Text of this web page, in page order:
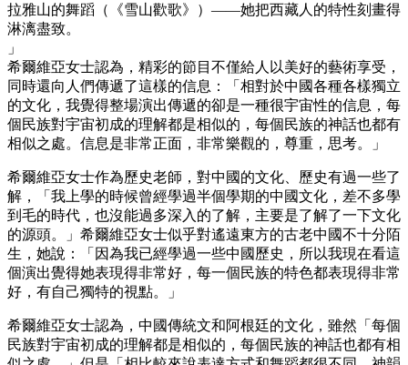
拉雅山的舞蹈（《雪山歡歌》）――她把西藏人的特性刻畫得
淋漓盡致。
」
希爾維亞女士認為，精彩的節目不僅給人以美好的藝術享受，
同時還向人們傳遞了這樣的信息：「相對於中國各種各樣獨立
的文化，我覺得整場演出傳遞的卻是一種很宇宙性的信息，每
個民族對宇宙初成的理解都是相似的，每個民族的神話也都有
相似之處。信息是非常正面，非常樂觀的，尊重，思考。」
希爾維亞女士作為歷史老師，對中國的文化、歷史有過一些了
解，「我上學的時候曾經學過半個學期的中國文化，差不多學
到毛的時代，也沒能過多深入的了解，主要是了解了一下文化
的源頭。」希爾維亞女士似乎對遙遠東方的古老中國不十分陌
生，她說：「因為我已經學過一些中國歷史，所以我現在看這
個演出覺得她表現得非常好，每一個民族的特色都表現得非常
好，有自己獨特的視點。」
希爾維亞女士認為，中國傳統文和阿根廷的文化，雖然「每個
民族對宇宙初成的理解都是相似的，每個民族的神話也都有相